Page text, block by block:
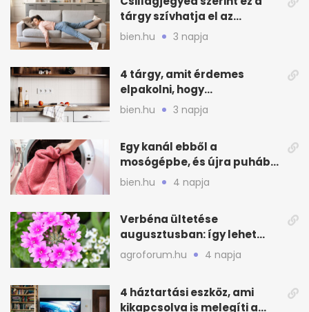
tárgy szívhatja el az
otthonod energiáját
bien.hu 3 napja
4 tárgy, amit érdemes
elpakolni, hogy
hűvösebbnek tűnjön a lakás
bien.hu 3 napja
Egy kanál ebből a
mosógépbe, és újra puhább
lesz a törölköző
bien.hu 4 napja
Verbéna ültetése
augusztusban: így lehet
még idén virágos a kert
agroforum.hu 4 napja
4 háztartási eszköz, ami
kikapcsolva is melegíti a